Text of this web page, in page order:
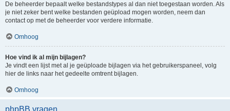
De beheerder bepaalt welke bestandstypes al dan niet toegestaan worden. Als
je niet zeker bent welke bestanden geüpload mogen worden, neem dan
contact op met de beheerder voor verdere informatie.
Omhoog
Hoe vind ik al mijn bijlagen?
Je vindt een lijst met al je geüploade bijlagen via het gebruikerspaneel, volg
hier de links naar het gedeelte omtrent bijlagen.
Omhoog
phpBB vragen